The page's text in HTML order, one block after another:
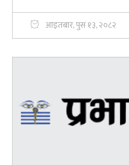
आइतबार, पुस १३, २०८२